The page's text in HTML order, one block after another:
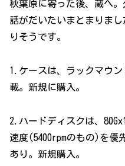
秋葉原に寄った後、蔵へ
話がだいたいまとまりま
りそうです。
1.ケースは、ラックマウン
載。新規に購入。
2.ハードディスクは、
速度(5400rpmのもの)を優
あり。新規購入。